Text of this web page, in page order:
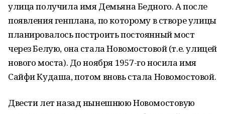
улица получила имя Демьяна Бедного. А после
появления генплана, по которому в створе улицы
планировалось построить постоянный мост
через Белую, она стала Новомостовой (т.е. улицей
нового моста). До ноября 1957-го носила имя
Сайфи Кудаша, потом вновь стала Новомостовой.
Двести лет назад нынешнюю Новомостовую